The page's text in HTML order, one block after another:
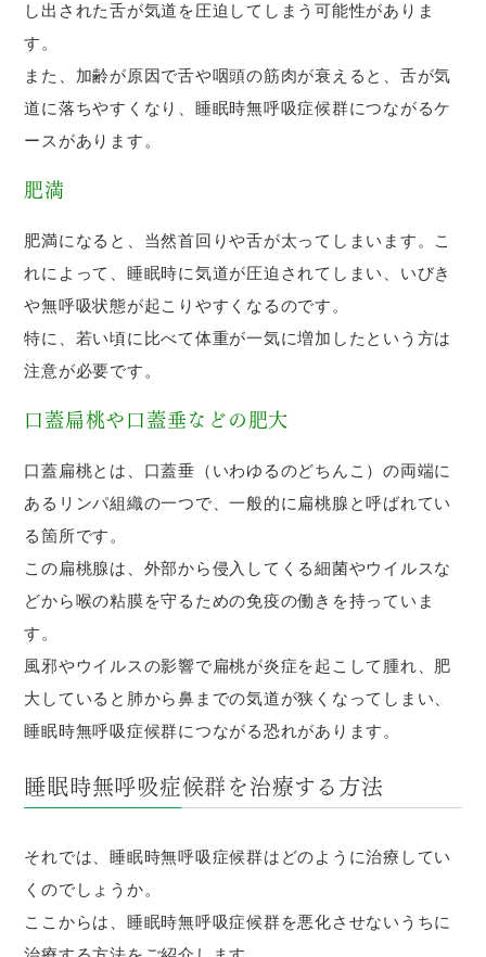
し出された舌が気道を圧迫してしまう可能性がありま
す。
また、加齢が原因で舌や咽頭の筋肉が衰えると、舌が気
道に落ちやすくなり、睡眠時無呼吸症候群につながるケ
ースがあります。
肥満
肥満になると、当然首回りや舌が太ってしまいます。こ
れによって、睡眠時に気道が圧迫されてしまい、いびき
や無呼吸状態が起こりやすくなるのです。
特に、若い頃に比べて体重が一気に増加したという方は
注意が必要です。
口蓋扁桃や口蓋垂などの肥大
口蓋扁桃とは、口蓋垂（いわゆるのどちんこ）の両端に
あるリンパ組織の一つで、一般的に扁桃腺と呼ばれてい
る箇所です。
この扁桃腺は、外部から侵入してくる細菌やウイルスな
どから喉の粘膜を守るための免疫の働きを持っていま
す。
風邪やウイルスの影響で扁桃が炎症を起こして腫れ、肥
大していると肺から鼻までの気道が狭くなってしまい、
睡眠時無呼吸症候群につながる恐れがあります。
睡眠時無呼吸症候群を治療する方法
それでは、睡眠時無呼吸症候群はどのように治療してい
くのでしょうか。
ここからは、睡眠時無呼吸症候群を悪化させないうちに